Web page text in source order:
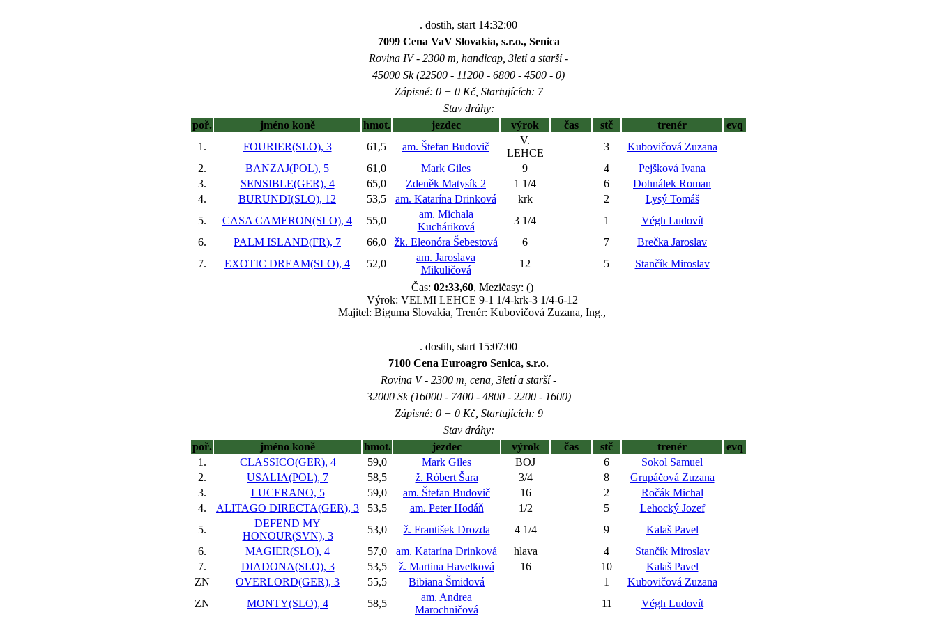
. dostih, start 14:32:00
7099 Cena VaV Slovakia, s.r.o., Senica
Rovina IV - 2300 m, handicap, 3letí a starší -
45000 Sk (22500 - 11200 - 6800 - 4500 - 0)
Zápisné: 0 + 0 Kč, Startujících: 7
Stav dráhy:
poř.
jméno koně hmot. jezdec výrok čas stč trenér
evq
1.
FOURIER(SLO), 3 61,5 am. Štefan Budovič
V.
LEHCE
3
Kubovičová Zuzana
2.
BANZAJ(POL), 5 61,0 Mark Giles 9 4
Pejšková Ivana
3.
SENSIBLE(GER), 4 65,0 Zdeněk Matysík 2 1 1/4 6
Dohnálek Roman
4.
BURUNDI(SLO), 12 53,5 am. Katarína Drinková krk 2
Lysý Tomáš
5.
CASA CAMERON(SLO), 4 55,0
am. Michala
Kucháriková
3 1/4 1
Végh Ludovít
6.
PALM ISLAND(FR), 7 66,0 žk. Eleonóra Šebestová 6 7
Brečka Jaroslav
7.
EXOTIC DREAM(SLO), 4 52,0
am. Jaroslava
Mikuličová
12 5
Stančík Miroslav
Čas: 02:33,60, Mezičasy: ()
Výrok: VELMI LEHCE 9-1 1/4-krk-3 1/4-6-12
Majitel: Biguma Slovakia, Trenér: Kubovičová Zuzana, Ing.,
. dostih, start 15:07:00
7100 Cena Euroagro Senica, s.r.o.
Rovina V - 2300 m, cena, 3letí a starší -
32000 Sk (16000 - 7400 - 4800 - 2200 - 1600)
Zápisné: 0 + 0 Kč, Startujících: 9
Stav dráhy:
poř.
jméno koně hmot. jezdec výrok čas stč trenér
evq
1.
CLASSICO(GER), 4 59,0 Mark Giles BOJ 6
Sokol Samuel
2.
USALIA(POL), 7 58,5 ž. Róbert Šara 3/4 8
Grupáčová Zuzana
3.
LUCERANO, 5 59,0 am. Štefan Budovič 16 2
Ročák Michal
4.
ALITAGO DIRECTA(GER), 3 53,5 am. Peter Hodáň 1/2 5
Lehocký Jozef
5.
DEFEND MY
HONOUR(SVN), 3
53,0 ž. František Drozda 4 1/4 9
Kalaš Pavel
6.
MAGIER(SLO), 4 57,0 am. Katarína Drinková hlava 4
Stančík Miroslav
7.
DIADONA(SLO), 3 53,5 ž. Martina Havelková 16 10
Kalaš Pavel
ZN
OVERLORD(GER), 3 55,5 Bibiana Šmidová 1
Kubovičová Zuzana
ZN
MONTY(SLO), 4 58,5
am. Andrea
Marochničová
11
Végh Ludovít